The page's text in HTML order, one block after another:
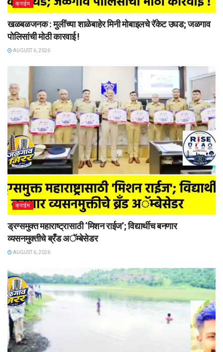
क्राईम
खळबळजनक : मुलींच्या शाळेबाहेर मिनी मोबाइलचे रॅकेट उघड; जळगाव
पोलिसांची मोठी कारवाई !
AUGUST 6, 2026
क्राईम
ड्रग्समुक्त महाराष्ट्रासाठी ‘मिशन राईज’; विद्यार्थीच बनणार
व्यसनमुक्तीचे ब्रँड अॅम्बेसेडर
AUGUST 6, 2026